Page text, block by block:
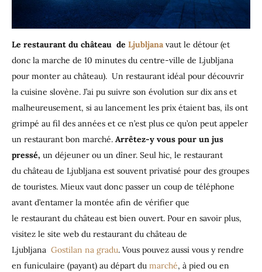
Le restaurant du château de Ljubljana vaut le détour (et
donc la marche de 10 minutes du centre-ville de Ljubljana
pour monter au château). Un restaurant idéal pour découvrir
la cuisine slovène. J’ai pu suivre son évolution sur dix ans et
malheureusement, si au lancement les prix étaient bas, ils ont
grimpé au fil des années et ce n’est plus ce qu’on peut appeler
un restaurant bon marché. Arrêtez-y vous pour un jus
pressé, un déjeuner ou un dîner. Seul hic, le restaurant
du château de Ljubljana est souvent privatisé pour des groupes
de touristes. Mieux vaut donc passer un coup de téléphone
avant d’entamer la montée afin de vérifier que
le restaurant du château est bien ouvert. Pour en savoir plus,
visitez le site web du restaurant du château de
Ljubljana Gostilan na gradu. Vous pouvez aussi vous y rendre
en funiculaire (payant) au départ du marché, à pied ou en